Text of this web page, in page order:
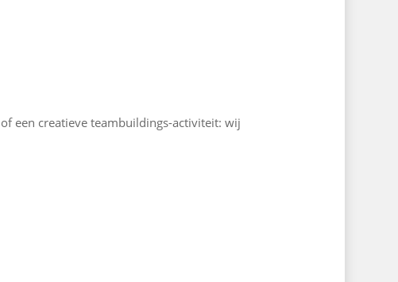
een creatieve teambuildings-activiteit: wij